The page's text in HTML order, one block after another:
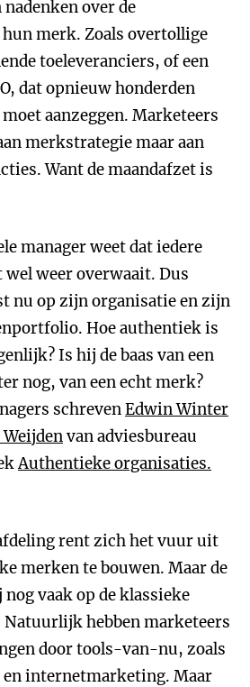
over de
merk. Zoals overtollige
toeleveranciers, of een
dat opnieuw honderden
moet aanzeggen. Marketeers
merkstrategie maar aan
Want de maandafzet is
manager weet dat iedere
weer overwaait. Dus
nu op zijn organisatie en zijn
Hoe authentiek is
Is hij de baas van een
nog, van een echt merk?
schrevenEdwin Winter
van adviesbureau
Authentieke organisaties.
rent zich het vuur uit
merken te bouwen. Maar de
vaak op de klassieke
Natuurlijk hebben marketeers
door tools-van-nu, zoals
internetmarketing. Maar